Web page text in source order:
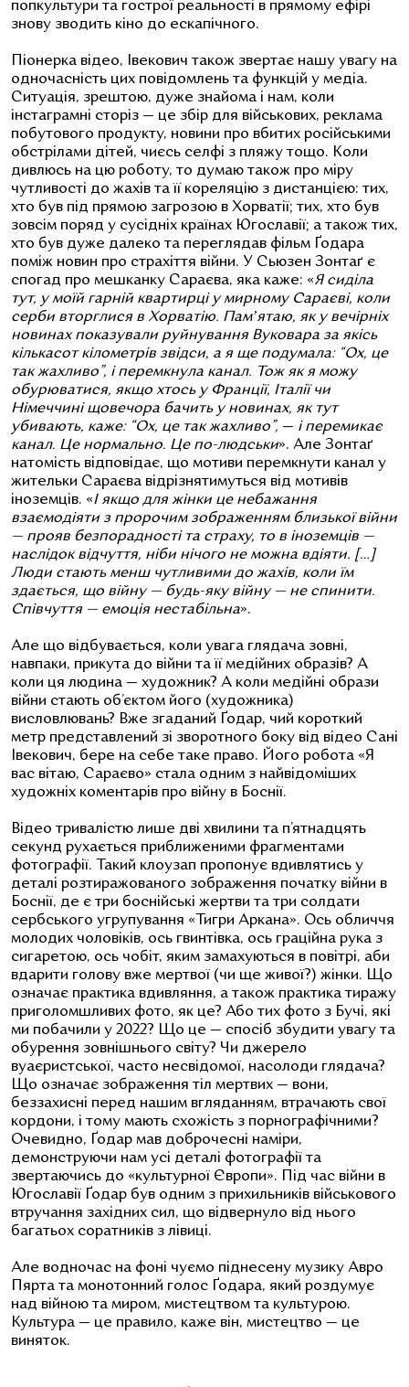
попкультури та гострої реальності в прямому ефірі
знову зводить кіно до ескапічного.
Піонерка відео, Івекович також звертає нашу увагу на
одночасність цих повідомлень та функцій у медіа.
Ситуація, зрештою, дуже знайома і нам, коли
інстаграмні сторіз — це збір для військових, реклама
побутового продукту, новини про вбитих російськими
обстрілами дітей, чиєсь селфі з пляжу тощо. Коли
дивлюсь на цю роботу, то думаю також про міру
чутливості до жахів та її кореляцію з дистанцією: тих,
хто був під прямою загрозою в Хорватії; тих, хто був
зовсім поряд у сусідніх країнах Югославії; а також тих,
хто був дуже далеко та переглядав фільм Ґодара
поміж новин про страхіття війни. У Сьюзен Зонтаґ є
спогад про мешканку Сараєва, яка каже: «Я сиділа
тут, у моїй гарній квартирці у мирному Сараєві, коли
серби вторглися в Хорватію. Памʼятаю, як у вечірніх
новинах показували руйнування Вуковара за якісь
кількасот кілометрів звідси, а я ще подумала: “Ох, це
так жахливо”, і перемкнула канал. Тож як я можу
обурюватися, якщо хтось у Франції, Італії чи
Німеччині щовечора бачить у новинах, як тут
убивають, каже: “Ох, це так жахливо”, — і перемикає
канал. Це нормально. Це по-людськи». Але Зонтаґ
натомість відповідає, що мотиви перемкнути канал у
жительки Сараєва відрізнятимуться від мотивів
іноземців. «І якщо для жінки це небажання
взаємодіяти з пророчим зображенням близької війни
— прояв безпорадності та страху, то в іноземців —
наслідок відчуття, ніби нічого не можна вдіяти. […]
Люди стають менш чутливими до жахів, коли їм
здається, що війну — будь-яку війну — не спинити.
Співчуття — емоція нестабільна».
Але що відбувається, коли увага глядача зовні,
навпаки, прикута до війни та її медійних образів? А
коли ця людина — художник? А коли медійні образи
війни стають об’єктом його (художника)
висловлювань? Вже згаданий Ґодар, чий короткий
метр представлений зі зворотного боку від відео Сані
Івекович, бере на себе таке право. Його робота «Я
вас вітаю, Сараєво» стала одним з найвідоміших
художніх коментарів про війну в Боснії.
Відео тривалістю лише дві хвилини та п’ятнадцять
секунд рухається приближеними фрагментами
фотографії. Такий клоузап пропонує вдивлятись у
деталі розтиражованого зображення початку війни в
Боснії, де є три боснійські жертви та три солдати
сербського угрупування «Тигри Аркана». Ось обличчя
молодих чоловіків, ось гвинтівка, ось граційна рука з
сигаретою, ось чобіт, яким замахуються в повітрі, аби
вдарити голову вже мертвої (чи ще живої?) жінки. Що
означає практика вдивляння, а також практика тиражу
приголомшливих фото, як це? Або тих фото з Бучі, які
ми побачили у 2022? Що це — спосіб збудити увагу та
обурення зовнішнього світу? Чи джерело
вуаєристської, часто несвідомої, насолоди глядача?
Що означає зображення тіл мертвих — вони,
беззахисні перед нашим вгляданням, втрачають свої
кордони, і тому мають схожість з порнографічними?
Очевидно, Ґодар мав доброчесні наміри,
демонструючи нам усі деталі фотографії та
звертаючись до «культурної Європи». Під час війни в
Югославії Ґодар був одним з прихильників військового
втручання західних сил, що відвернуло від нього
багатьох соратників з лівиці.
Але водночас на фоні чуємо піднесену музику Авро
Пярта та монотонний голос Ґодара, який роздумує
над війною та миром, мистецтвом та культурою.
Культура — це правило, каже він, мистецтво — це
виняток.